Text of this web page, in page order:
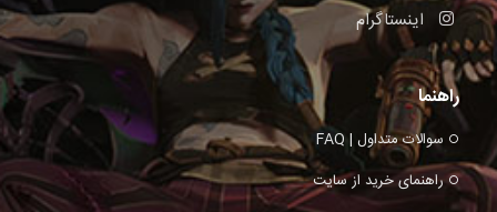
اینستاگرام
راهنما
سوالات متداول | FAQ
راهنمای خرید از سایت